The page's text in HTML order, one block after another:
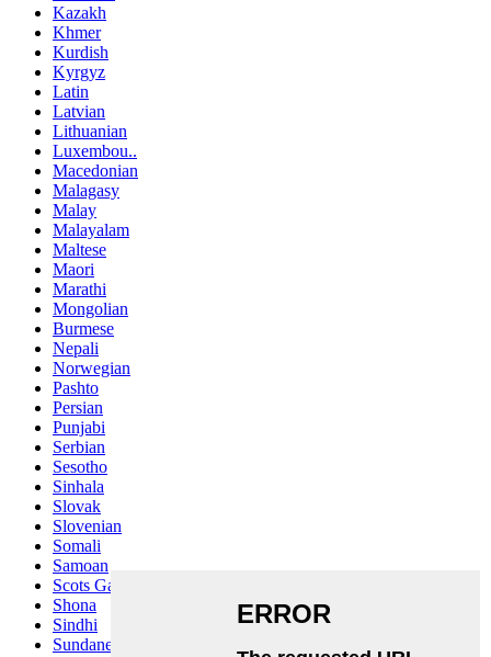
Kazakh
Khmer
Kurdish
Kyrgyz
Latin
Latvian
Lithuanian
Luxembou..
Macedonian
Malagasy
Malay
Malayalam
Maltese
Maori
Marathi
Mongolian
Burmese
Nepali
Norwegian
Pashto
Persian
Punjabi
Serbian
Sesotho
Sinhala
Slovak
Slovenian
Somali
Samoan
Scots Gaelic
Shona
Sindhi
Sundanese